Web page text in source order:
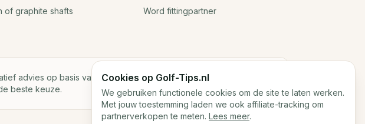
of graphite shafts
Word fittingpartner
advies op basis van jouw antwoorden. Voor exacte specificaties
beste keuze.
Cookies op Golf-Tips.nl
We gebruiken functionele cookies om de site te laten werken.
Met jouw toestemming laden we ook affiliate-tracking om
partnerverkopen te meten. Lees meer.